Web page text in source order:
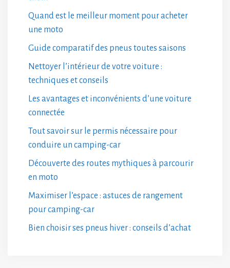
Quand est le meilleur moment pour acheter
une moto
Guide comparatif des pneus toutes saisons
Nettoyer l’intérieur de votre voiture :
techniques et conseils
Les avantages et inconvénients d’une voiture
connectée
Tout savoir sur le permis nécessaire pour
conduire un camping-car
Découverte des routes mythiques à parcourir
en moto
Maximiser l’espace : astuces de rangement
pour camping-car
Bien choisir ses pneus hiver : conseils d’achat